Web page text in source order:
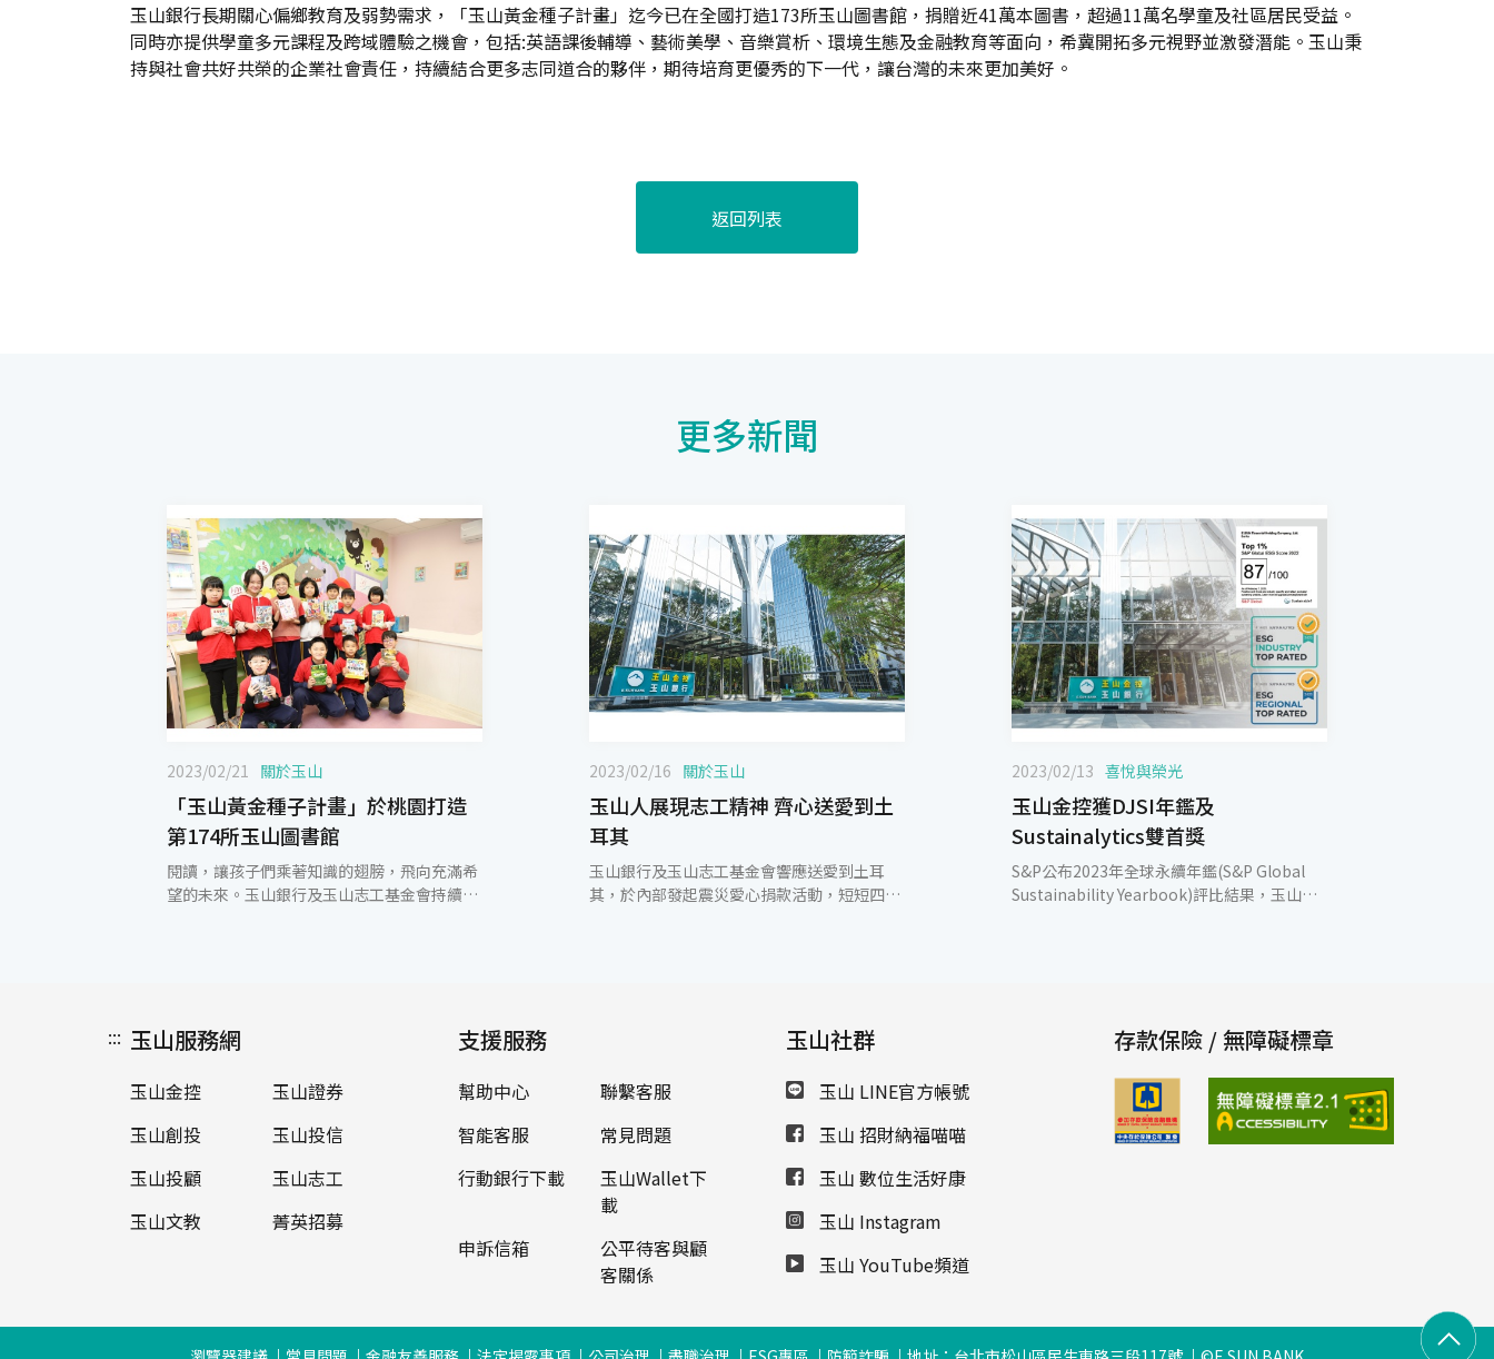
玉山銀行長期關心偏鄉教育及弱勢需求，「玉山黃金種子計畫」迄今已在全國打造173所玉山圖書館，捐贈近41萬本圖書，超過11萬名學童及社區居民受益。
同時亦提供學童多元課程及跨域體驗之機會，包括:英語課後輔導、藝術美學、音樂賞析、環境生態及金融教育等面向，希冀開拓多元視野並激發潛能。玉山秉
持與社會共好共榮的企業社會責任，持續結合更多志同道合的夥伴，期待培育更優秀的下一代，讓台灣的未來更加美好。
返回列表
更多新聞
2023/02/21 關於玉山
「玉山黃金種子計畫」於桃園打造
第174所玉山圖書館
閱讀，讓孩子們乘著知識的翅膀，飛向充滿希
望的未來。玉山銀行及玉山志工基金會持續協
場的貴賓及志工們參與，一同迎接嶄新的玉山
圖書館。 桃園市教育局局長劉仲成表示，感謝
玉山志工基金會以行動協助學校推廣教育，是
企業回饋社會的最佳典範，因為玉山銀行、玉
山志工基金會及世界卡貴賓支持，拋磚引玉注
入更多社會的力量共襄盛舉。「你今天閱讀了
嗎？」閱讀不只豐富視野，每半年閱讀30本
為一個領域的專家，勉勵小朋友、大朋友可以
盡情徜徉書海、勤學樂學。桃園市也積極協助
2023/02/16 關於玉山
玉山人展現志工精神 齊心送愛到土
耳其
玉山銀行及玉山志工基金會響應送愛到土耳
其，於內部發起震災愛心捐款活動，短短四天
界一等的公民，持續關注與投入海外關懷及救
援行動，以實際力量幫助災民渡過難關，除傳
遞玉山人的愛與溫暖，並展現台灣正向力量，
打破國與國的疆界，共同幫助災民早日脫離傷
痛，重建安全的幸福家園。
2023/02/13 喜悅與榮光
玉山金控獲DJSI年鑑及
Sustainalytics雙首獎
S&P公布2023年全球永續年鑑(S&P Global
Sustainability Yearbook)評比結果，玉山金
(DJSI)評比為基準，針對環境、社會、公司治
理等三大面向進行綜合評分，2023年共評比全
球7,800間企業，總市值逾美金84兆，共有包
含43間台灣企業在內的708間企業入選。玉山
從2017年起連續7度入選全球永續年鑑，並且
不斷落實與精進，在2019年首度於銀行業排名
::: 玉山服務網
玉山金控
玉山證券
玉山創投
玉山投信
玉山投顧
玉山志工
玉山文教
菁英招募
支援服務
幫助中心
聯繫客服
智能客服
常見問題
行動銀行下載
玉山Wallet下
載
申訴信箱
公平待客與顧
客關係
玉山社群
玉山 LINE官方帳號
玉山 招財納福喵喵
玉山 數位生活好康
玉山 Instagram
玉山 YouTube頻道
存款保險 / 無障礙標章